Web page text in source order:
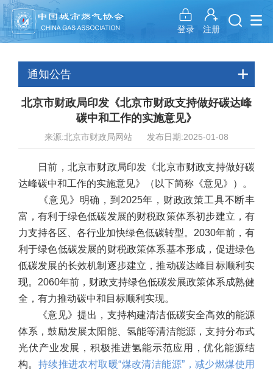
登录 注册
通知公告
北京市财政局印发《北京市财政支持做好碳达峰
碳中和工作的实施意见》
来源:北京市财政局网站 发布日期:2025-01-08
日前，北京市财政局印发《北京市财政支持做好碳
达峰碳中和工作的实施意见》（以下简称《意见》）。
《意见》明确，到2025年，财政政策工具不断丰
富，有利于绿色低碳发展的财税政策体系初步建立，有
力支持各区、各行业加快绿色低碳转型。2030年前，有
利于绿色低碳发展的财税政策体系基本形成，促进绿色
低碳发展的长效机制逐步建立，推动碳达峰目标顺利实
现。2060年前，财政支持绿色低碳发展政策体系成熟健
全，有力推动碳中和目标顺利实现。
《意见》提出，支持构建清洁低碳安全高效的能源
体系，鼓励发展太阳能、氢能等清洁能源，支持分布式
光伏产业发展，积极推进氢能示范应用，优化能源结
构。 持续推进农村取暖“煤改清洁能源”，减少燃煤使用